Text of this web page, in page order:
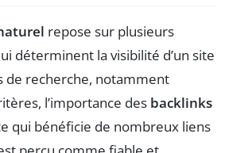
repose sur plusieurs
déterminent la visibilité d’un site
de recherche, notamment
l’importance des backlinks
qui bénéficie de nombreux liens